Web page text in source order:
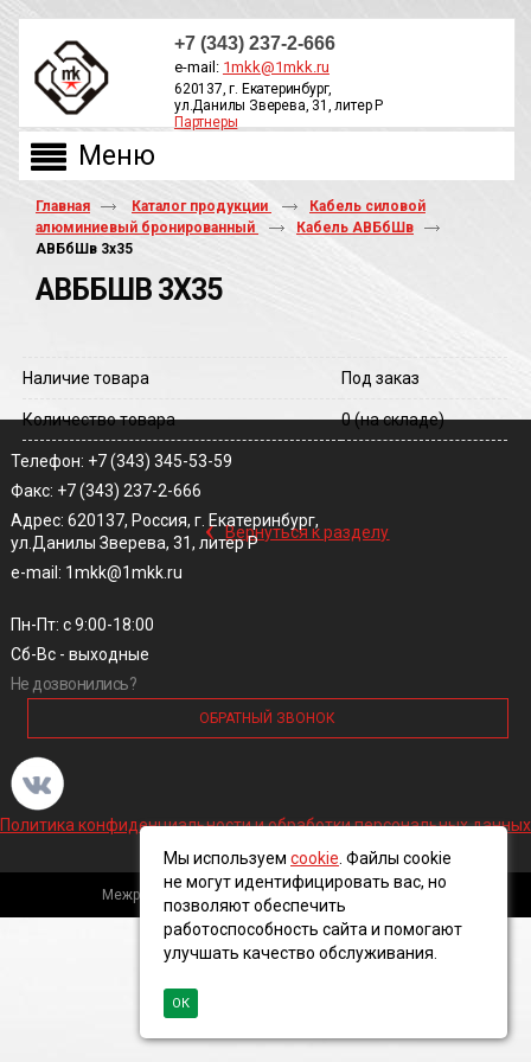
+7 (343) 237-2-666
e-mail: 1mkk@1mkk.ru
620137, г. Екатеринбург,
ул.Данилы Зверева, 31, литер Р
Партнеры
Главная Каталог продукции
Кабель силовой
алюминиевый бронированный
Кабель АВБбШв
АВБбШв 3х35
АВББШВ 3Х35
Наличие товара Под заказ
Количество товара 0(на складе)
‹ Вернуться к разделу
Телефон: +7 (343) 345-53-59
Факс: +7 (343) 237-2-666
Адрес: 620137, Россия, г. Екатеринбург,
ул.Данилы Зверева, 31, литер Р
e-mail: 1mkk@1mkk.ru
Пн-Пт: с 9:00-18:00
Сб-Вс - выходные
Не дозвонились?
ОБРАТНЫЙ ЗВОНОК
Политика конфиденциальности и обработки персональных данных
Межрегиональная кабельная компания, 2016 ©
Мы используем cookie . Файлы cookie
не могут идентифицировать вас, но
позволяют обеспечить
работоспособность сайта и помогают
улучшать качество обслуживания.
ОК